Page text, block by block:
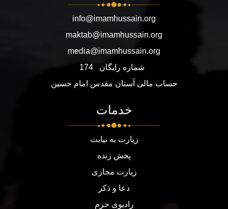
info@imamhussain.org
maktab@imamhussain.org
media@imamhussain.org
شماره رایگان
174
حساب مالی آستان مقدس امام حسین
خدمات
زیارت به نیابت
پخش زنده
زیارت مجازی
دعا و ذکر
رادیوی حرم